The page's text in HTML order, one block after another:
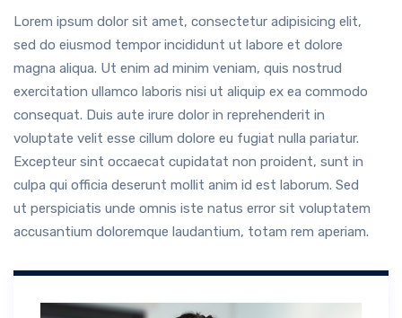
Lorem ipsum dolor sit amet, consectetur adipisicing elit,
sed do eiusmod tempor incididunt ut labore et dolore
magna aliqua. Ut enim ad minim veniam, quis nostrud
exercitation ullamco laboris nisi ut aliquip ex ea commodo
consequat. Duis aute irure dolor in reprehenderit in
voluptate velit esse cillum dolore eu fugiat nulla pariatur.
Excepteur sint occaecat cupidatat non proident, sunt in
culpa qui officia deserunt mollit anim id est laborum. Sed
ut perspiciatis unde omnis iste natus error sit voluptatem
accusantium doloremque laudantium, totam rem aperiam.